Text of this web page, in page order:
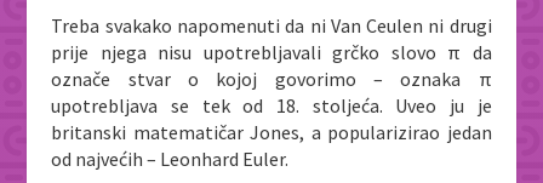
Treba svakako napomenuti da ni Van Ceulen ni drugi
prije njega nisu upotrebljavali grčko slovo π da
označe stvar o kojoj govorimo – oznaka π
upotrebljava se tek od 18. stoljeća. Uveo ju je
britanski matematičar Jones, a popularizirao jedan
od najvećih – Leonhard Euler.